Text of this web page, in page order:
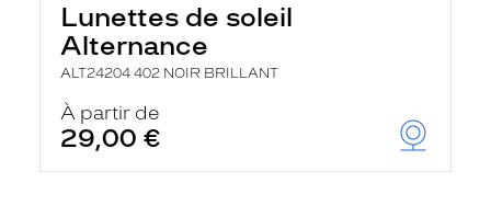
Lunettes de soleil
Alternance
ALT24204 402 NOIR BRILLANT
À partir de
29,00 €